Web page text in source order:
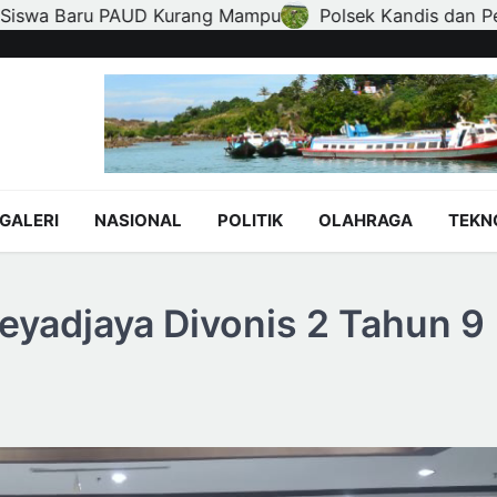
Kandis dan Petani Bersinergi, Jaga Jagung Tetap
GALERI NASIONAL POLITIK OLAHRAGA
Divonis 2 Tahun 9